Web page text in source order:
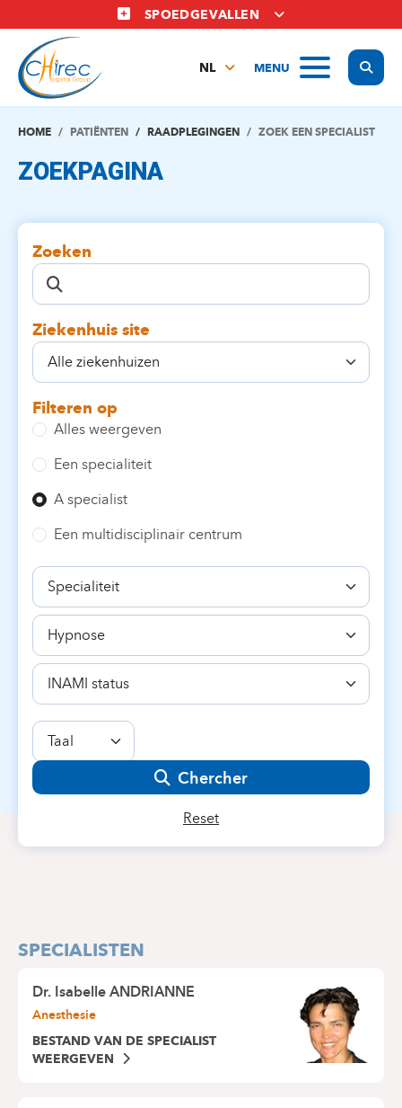
en
naar
inhoud
gaan
SPOEDGEVALLEN
MENU
NL
EN
HOME PATIËNTEN RAADPLEGINGEN ZOEK EEN SPECIALIST
ZOEKPAGINA
Zoeken
Ziekenhuis site
Filteren op
Alles weergeven
Een specialiteit
A specialist
Een multidisciplinair centrum
Specialiteit
Bekwaamheid
INAMI
status
Taal
Chercher
Reset
SPECIALISTEN
Dr.Isabelle ANDRIANNE
Anesthesie
BESTAND VAN DE SPECIALIST
WEERGEVEN